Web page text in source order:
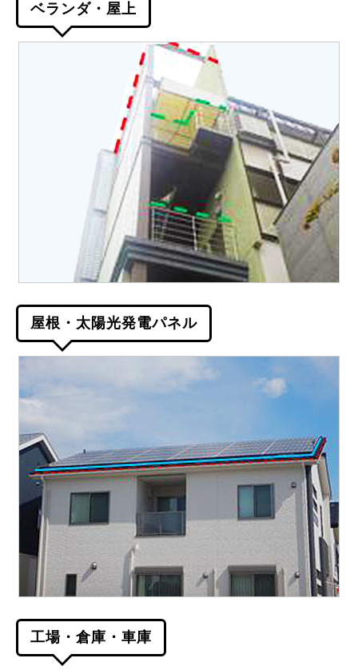
ベランダ・屋上
屋根・太陽光発電パネル
工場・倉庫・車庫